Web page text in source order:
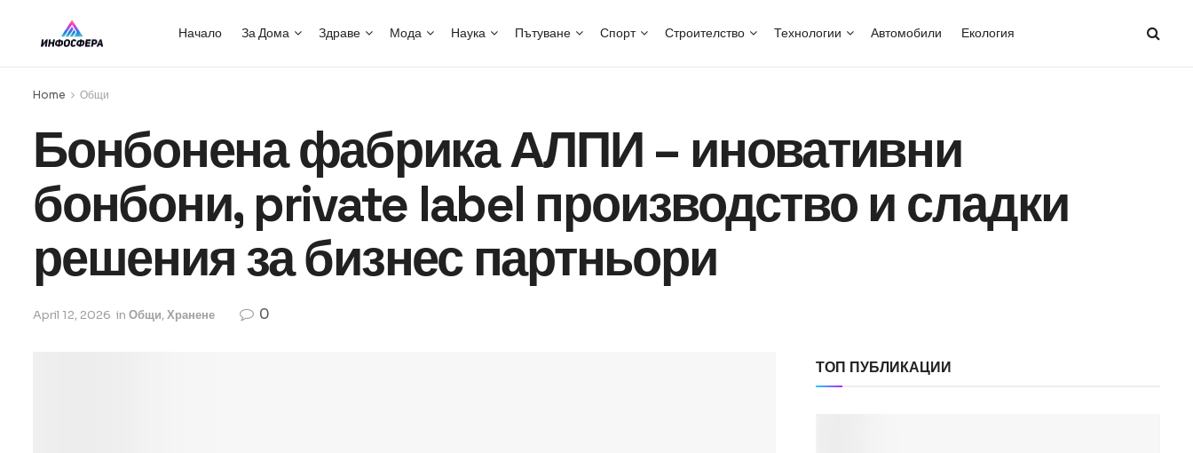
Начало За Дома Здраве Мода Наука Пътуване Спорт Строителство Технологии Автомобили Екология
Home Общи
Бонбонена фабрика АЛПИ – иновативни
бонбони, private label производство и сладки
решения за бизнес партньори
April 12, 2026 in Общи,Хранене 0
ТОП ПУБЛИКАЦИИ